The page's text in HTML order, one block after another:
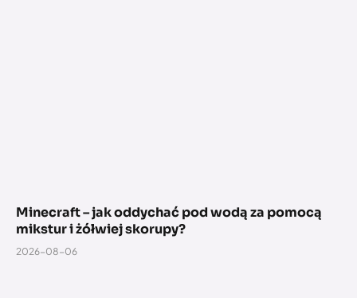
Minecraft – jak oddychać pod wodą za pomocą
mikstur i żółwiej skorupy?
2026-08-06